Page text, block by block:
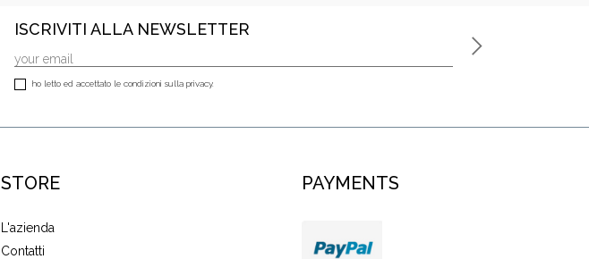
ISCRIVITI ALLA NEWSLETTER
ho letto ed accettato le condizioni sulla privacy.
STORE
L'azienda
Contatti
PAYMENTS